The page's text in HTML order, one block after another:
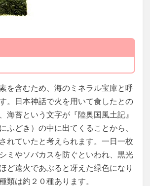
を含むため、海のミネラル宝庫と呼
。日本神話で火を用いて食したとの
海苔という文字が『陸奥国風土記』
ふどき）の中に出てくることから、
れていたと考えられます。一日一枚
ミやソバカスを防ぐといわれ、黒光
ど遠火であぶると冴えた緑色になり
類は約２０種あります。